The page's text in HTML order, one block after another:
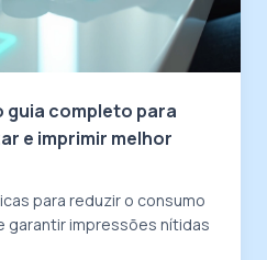
completo para
e imprimir melhor
para reduzir o consumo
garantir impressões nítidas